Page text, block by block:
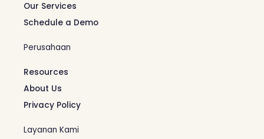
Our Services
Schedule a Demo
Perusahaan
Resources
About Us
Privacy Policy
Layanan Kami